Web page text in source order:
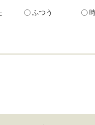
ふつう